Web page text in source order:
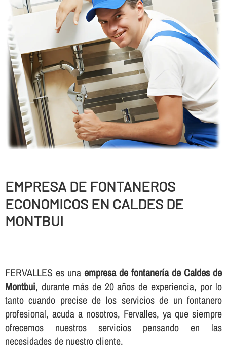
EMPRESA DE FONTANEROS
ECONOMICOS EN CALDES DE
MONTBUI
FERVALLES es una empresa de fontanerí­a de Caldes de
Montbui, durante más de 20 años de experiencia, por lo
tanto cuando precise de los servicios de un fontanero
profesional, acuda a nosotros, Fervalles, ya que siempre
ofrecemos nuestros servicios pensando en las
necesidades de nuestro cliente.